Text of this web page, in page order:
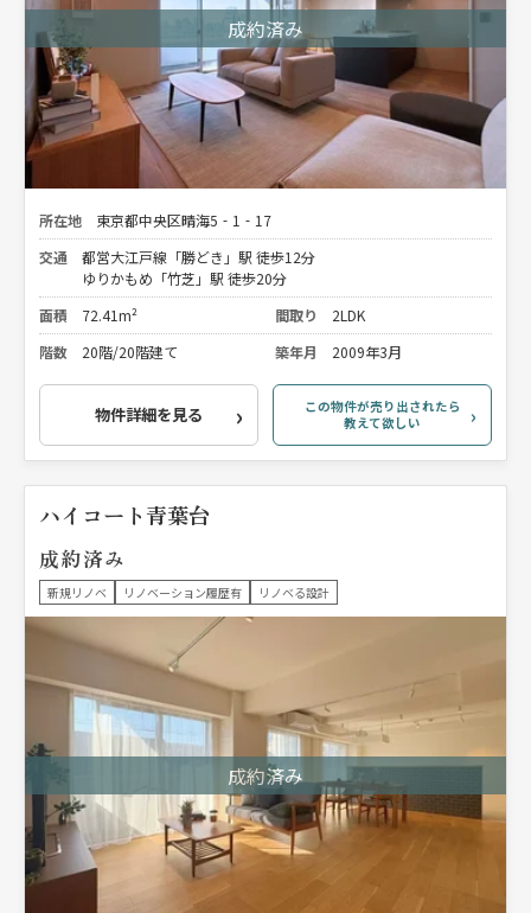
所在地
東京都中央区晴海5‐1‐17
交通
都営大江戸線「勝どき」駅 徒歩12分
ゆりかもめ「竹芝」駅 徒歩20分
面積
72.41m² 間取り
2LDK
階数
20階/20階建て 築年月 2009年3月
物件詳細を見る
この物件が売り出されたら
教えて欲しい
ハイコート青葉台
成約済み
新規リノベ リノベーション履歴有 リノベる設計